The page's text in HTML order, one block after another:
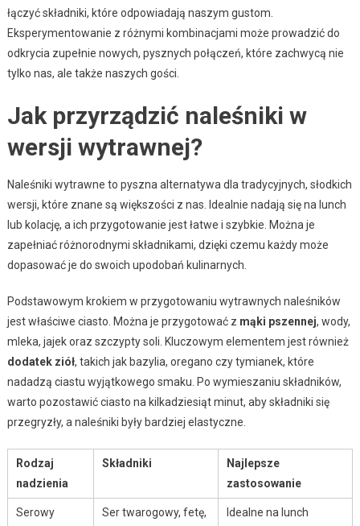
łączyć składniki, które odpowiadają naszym gustom.
Eksperymentowanie z różnymi kombinacjami może prowadzić do
odkrycia zupełnie nowych, pysznych połączeń, które zachwycą nie
tylko nas, ale także naszych gości.
Jak przyrządzić naleśniki w
wersji wytrawnej?
Naleśniki wytrawne to pyszna alternatywa dla tradycyjnych, słodkich
wersji, które znane są większości z nas. Idealnie nadają się na lunch
lub kolację, a ich przygotowanie jest łatwe i szybkie. Można je
zapełniać różnorodnymi składnikami, dzięki czemu każdy może
dopasować je do swoich upodobań kulinarnych.
Podstawowym krokiem w przygotowaniu wytrawnych naleśników
jest właściwe ciasto. Można je przygotować z mąki pszennej, wody,
mleka, jajek oraz szczypty soli. Kluczowym elementem jest również
dodatek ziół, takich jak bazylia, oregano czy tymianek, które
nadadzą ciastu wyjątkowego smaku. Po wymieszaniu składników,
warto pozostawić ciasto na kilkadziesiąt minut, aby składniki się
przegryzły, a naleśniki były bardziej elastyczne.
Rodzaj
nadzienia
Składniki
Najlepsze
zastosowanie
Serowy
Ser twarogowy, fetę,
Idealne na lunch